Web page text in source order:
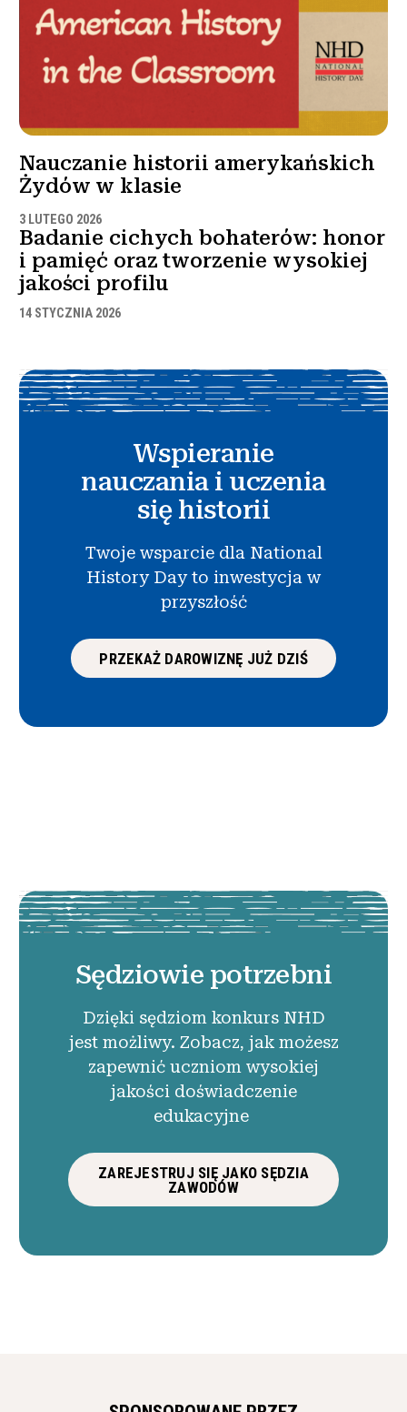
Nauczanie historii amerykańskich
Żydów w klasie
3 LUTEGO 2026
Badanie cichych bohaterów: honor
i pamięć oraz tworzenie wysokiej
jakości profilu
14 STYCZNIA 2026
Wspieranie
nauczania i uczenia
się historii
Twoje wsparcie dla National
History Day to inwestycja w
przyszłość
PRZEKAŻ DAROWIZNĘ JUŻ DZIŚ
Sędziowie potrzebni
Dzięki sędziom konkurs NHD
jest możliwy. Zobacz, jak możesz
zapewnić uczniom wysokiej
jakości doświadczenie
edukacyjne
ZAREJESTRUJ SIĘ JAKO SĘDZIA
ZAWODÓW